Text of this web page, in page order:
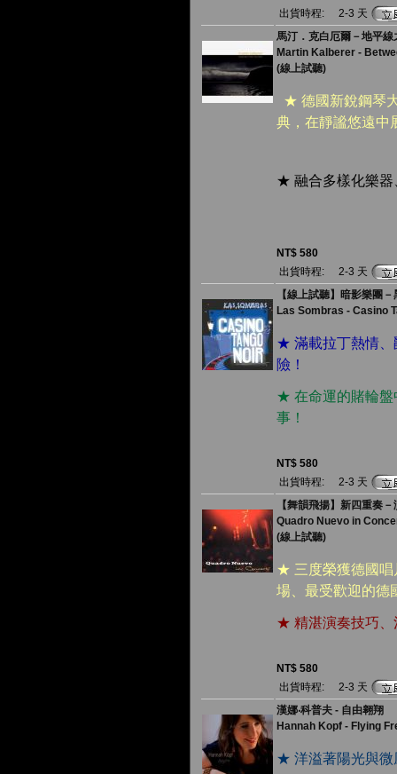
出貨時程:
2-3 天
馬汀．克白厄爾－地平線
Martin Kalberer -
(線上試聽)
★ 德國新銳鋼琴
典，在靜謐悠遠中
★ 融合多樣化樂器
NT$ 580
出貨時程:
2-3 天
【線上試聽】暗影樂團
Las Sombras - Casino
★ 滿載拉丁熱情、
險！
★ 在命運的賭輪盤
事！
NT$ 580
出貨時程:
2-3 天
【舞韻飛揚】新四重奏
Quadro Nuevo in
(線上試聽)
★ 三度榮獲德國唱
場、最受歡迎的德
★ 精湛演奏技巧、
NT$ 580
出貨時程:
2-3 天
漢娜‧科普夫 - 自由翱翔
Hannah Kopf - Flying
★ 洋溢著陽光與微